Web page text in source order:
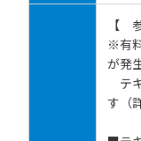
【
※有
が発
テ
す（